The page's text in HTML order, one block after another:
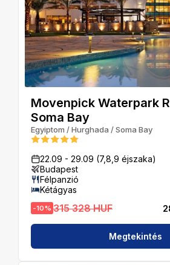
Movenpick Waterpark
Soma Bay
Egyiptom /Hurghada /Soma Bay
22.09 - 29.09 (7,8,9 éjszaka)
Budapest
Félpanzió
Kétágyas
-10% 315 328 HUF
Megtekintés